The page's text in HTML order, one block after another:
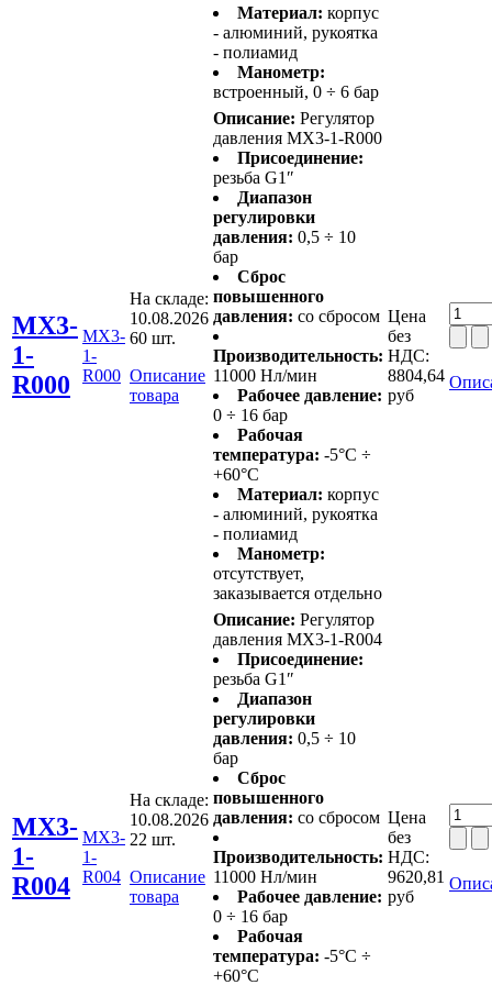
Материал: корпус
- алюминий, рукоятка
- полиамид
Манометр:
встроенный, 0 ÷ 6 бар
MX3-
1-
R000
MX3-
1-
R000
На складе:
10.08.2026
60 шт.
Описание
товара
Описание: Регулятор
давления MX3-1-R000
Присоединение:
резьба G1″
Диапазон
регулировки
давления: 0,5 ÷ 10
бар
Сброс
повышенного
давления: со сбросом
Производительность:
11000 Нл/мин
Рабочее давление:
0 ÷ 16 бар
Рабочая
температура: -5°C ÷
+60°C
Материал: корпус
- алюминий, рукоятка
- полиамид
Манометр:
отсутствует,
заказывается отдельно
Цена
без
НДС:
8804,64
руб
MX3-
1-
R004
MX3-
1-
R004
На складе:
10.08.2026
22 шт.
Описание
товара
Описание: Регулятор
давления MX3-1-R004
Присоединение:
резьба G1″
Диапазон
регулировки
давления: 0,5 ÷ 10
бар
Сброс
повышенного
давления: со сбросом
Производительность:
11000 Нл/мин
Рабочее давление:
0 ÷ 16 бар
Рабочая
температура: -5°C ÷
+60°C
Цена
без
НДС:
9620,81
руб